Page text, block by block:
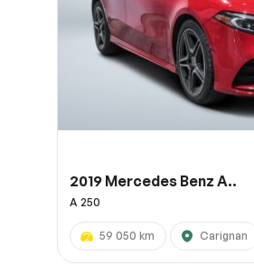
2019 Mercedes Benz A..
A 250
59 050 km Carignan